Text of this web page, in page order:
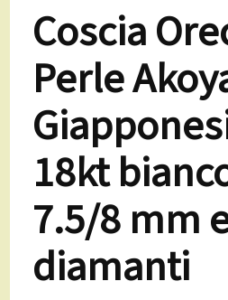
Coscia
Perle
18kt
7.5/8 mm
diamanti